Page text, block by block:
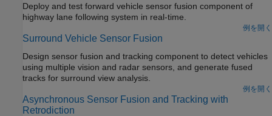
Deploy and test forward vehicle sensor fusion component of
highway lane following system in real-time.
例を開く
Surround Vehicle Sensor Fusion
Design sensor fusion and tracking component to detect vehicles
using multiple vision and radar sensors, and generate fused
tracks for surround view analysis.
例を開く
Asynchronous Sensor Fusion and Tracking with
Retrodiction